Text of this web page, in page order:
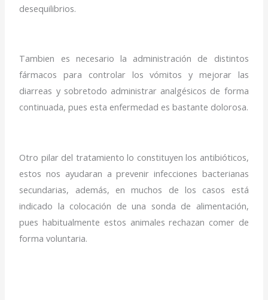
desequilibrios.
Tambien es necesario la administración de distintos
fármacos para controlar los vómitos y mejorar las
diarreas y sobretodo administrar analgésicos de forma
continuada, pues esta enfermedad es bastante dolorosa.
Otro pilar del tratamiento lo constituyen los antibióticos,
estos nos ayudaran a prevenir infecciones bacterianas
secundarias, además, en muchos de los casos está
indicado la colocación de una sonda de alimentación,
pues habitualmente estos animales rechazan comer de
forma voluntaria.